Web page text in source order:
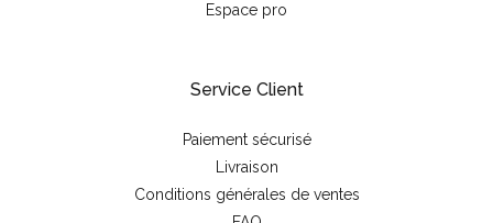
Espace pro
Service Client
Paiement sécurisé
Livraison
Conditions générales de ventes